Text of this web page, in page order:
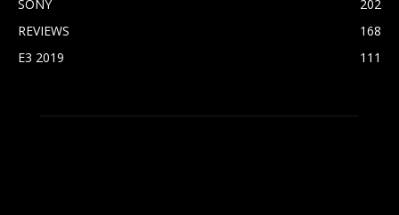
SONY
202
REVIEWS
168
E3 2019
111